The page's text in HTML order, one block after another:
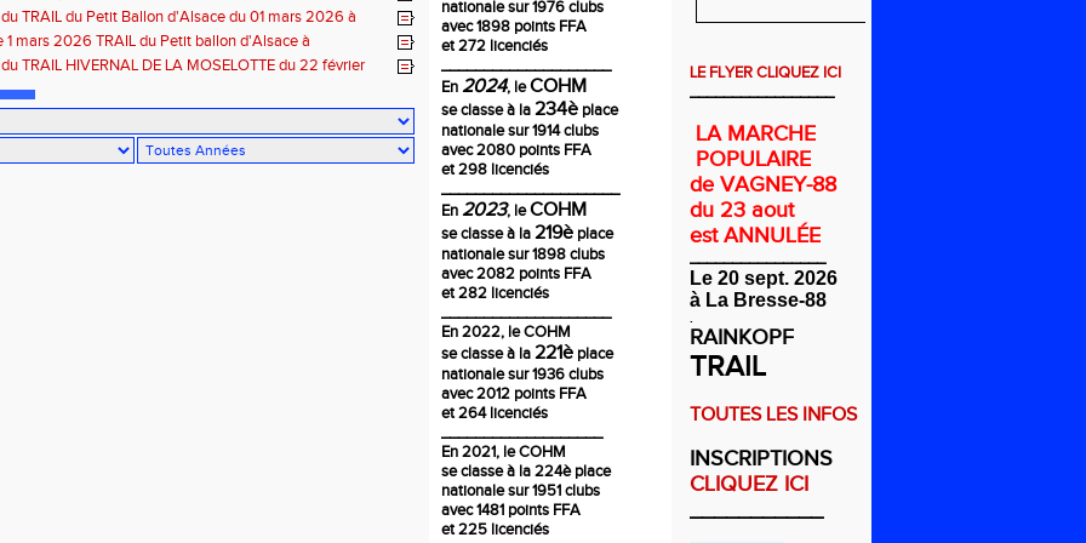
TRAIL du Petit Ballon d'Alsace du 01 mars 2026 à
1 mars 2026 TRAIL du Petit ballon d'Alsace à
68
TRAIL HIVERNAL DE LA MOSELOTTE du 22 février
nationale sur 1976 clubs
avec 1898 points FFA
et 272 licenciés
____________________
En2024, leCOHM
se classe à la234è place
nationale sur 1914 clubs
avec 2080 points FFA
et 298 licenciés
_____________________
En2023, leCOHM
se classe à la219è place
nationale sur 1898 clubs
avec 2082 points FFA
et 282 licenciés
____________________
En2022, le COHM
se classe à la221è place
nationale sur 1936 clubs
avec 2012 points FFA
et 264 licenciés
___________________
En 2021, le COHM
se classe à la224èplace
nationale sur 1951 clubs
avec 1481 points FFA
et 225 licenciés
LE FLYER CLIQUEZ ICI
_________________
LA MARCHE
POPULAIRE
de VAGNEY-88
du 23 aout
est ANNULÉE
________________
Le 20 sept. 2026
à La Bresse-88
RAINKOPF
TRAIL
TOUTES LES INFOS
INSCRIPTIONS
CLIQUEZ ICI